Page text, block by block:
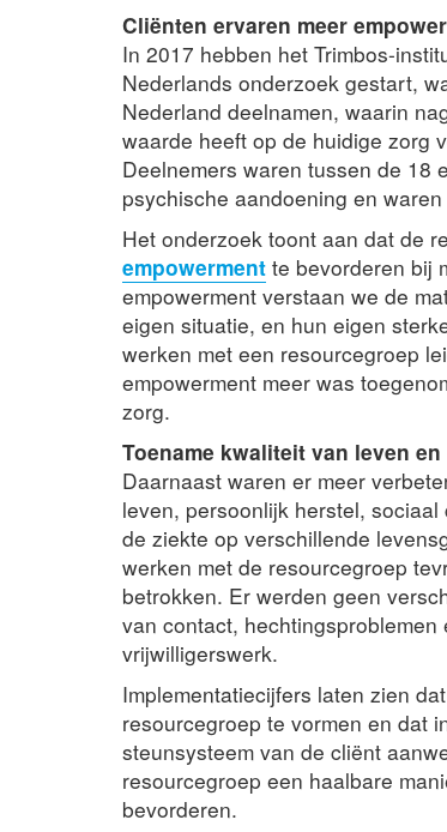
Cliënten ervaren meer
In 2017 hebben het Trimbos-
Nederlands onderzoek gestart,
Nederland deelnamen, waarin
waarde heeft op de huidige zorg
Deelnemers waren tussen de 18
psychische aandoening en
Het onderzoek toont aan dat de
empowerment te bevorderen bij
empowerment verstaan we de
eigen situatie, en hun eigen
werken met een resourcegroep
empowerment meer was
zorg.
Toename kwaliteit van leven
Daarnaast waren er meer
leven, persoonlijk herstel,
de ziekte op verschillende
werken met de resourcegroep
betrokken. Er werden geen
van contact,
vrijwilligerswerk.
Implementatiecijfers laten zien
resourcegroep te vormen en dat
steunsysteem van de cliënt
resourcegroep een haalbare
bevorderen.